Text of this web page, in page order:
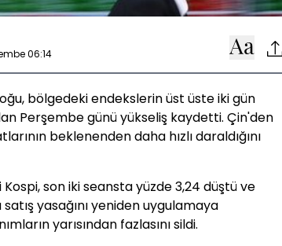
06:14
bölgedeki endekslerin üst üste iki gün
Perşembe günü yükseliş kaydetti. Çin'den
beklenenden daha hızlı daraldığını
son iki seansta yüzde 3,24 düştü ve
yasağını yeniden uygulamaya
yarısından fazlasını sildi.